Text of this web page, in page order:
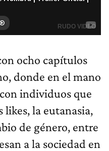
ocho capítulos
donde en el mano
individuos que
likes, la eutanasia,
de género, entre
a la sociedad en